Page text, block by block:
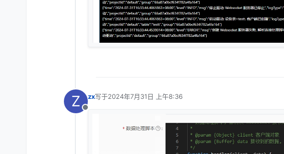
Z
离线
zx写于2024年7月31日 上午8:36
最后由 编辑